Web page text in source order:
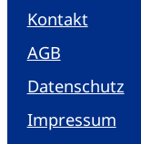
Kontakt
AGB
Datenschutz
Impressum